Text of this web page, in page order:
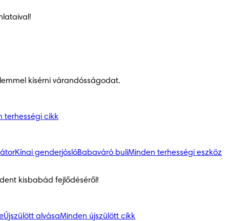
kísérni várandósságodat.
terhességi cikk
Kínai genderjóslóBabaváró buliMinden terhességi eszköz
kisbabád fejlődéséről!
Újszülött alvásaMinden újszülött cikk